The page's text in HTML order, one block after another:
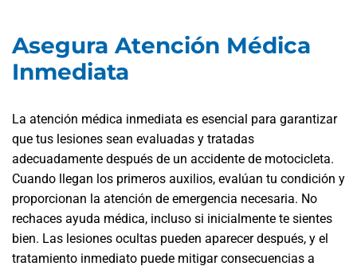
Asegura Atención Médica
Inmediata
La atención médica inmediata es esencial para garantizar
que tus lesiones sean evaluadas y tratadas
adecuadamente después de un accidente de motocicleta.
Cuando llegan los primeros auxilios, evalúan tu condición y
proporcionan la atención de emergencia necesaria. No
rechaces ayuda médica, incluso si inicialmente te sientes
bien. Las lesiones ocultas pueden aparecer después, y el
tratamiento inmediato puede mitigar consecuencias a